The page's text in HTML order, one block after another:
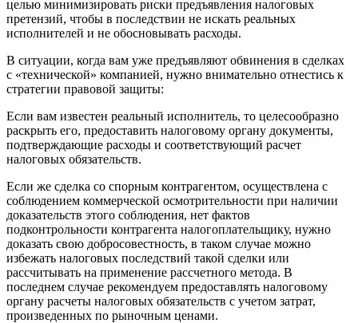
целью минимизировать риски предъявления налоговых
претензий, чтобы в последствии не искать реальных
исполнителей и не обосновывать расходы.
В ситуации, когда вам уже предъявляют обвинения в сделках
с «технической» компанией, нужно внимательно отнестись к
стратегии правовой защиты:
Если вам известен реальный исполнитель, то целесообразно
раскрыть его, предоставить налоговому органу документы,
подтверждающие расходы и соответствующий расчет
налоговых обязательств.
Если же сделка со спорным контрагентом, осуществлена с
соблюдением коммерческой осмотрительности при наличии
доказательств этого соблюдения, нет фактов
подконтрольности контрагента налогоплательщику, нужно
доказать свою добросовестность, в таком случае можно
избежать налоговых последствий такой сделки или
рассчитывать на применение рассчетного метода. В
последнем случае рекомендуем предоставлять налоговому
органу расчеты налоговых обязательств с учетом затрат,
произведенных по рыночным ценами.